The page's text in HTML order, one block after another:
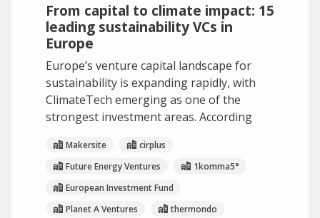
From capital to climate impact: 15
leading sustainability VCs in
Europe
Europe’s venture capital landscape for
sustainability is expanding rapidly, with
ClimateTech emerging as one of the
strongest investment areas. According
Makersite
cirplus
Future Energy Ventures
1komma5°
European Investment Fund
Planet A Ventures
thermondo